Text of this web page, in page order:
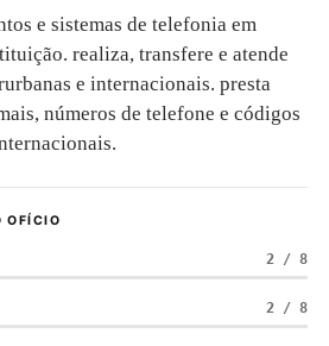
e sistemas de telefonia em
realiza, transfere e atende
e internacionais. presta
números de telefone e códigos
OFÍCIO
2 / 8
2 / 8